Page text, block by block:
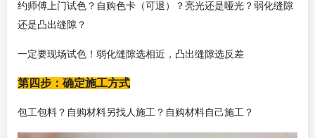
约师傅上门试色？自购色卡（可退）？亮光还是哑光？弱化缝隙
还是凸出缝隙？
一定要现场试色！弱化缝隙选相近，凸出缝隙选反差
第四步：确定施工方式
包工包料？自购材料另找人施工？自购材料自己施工？